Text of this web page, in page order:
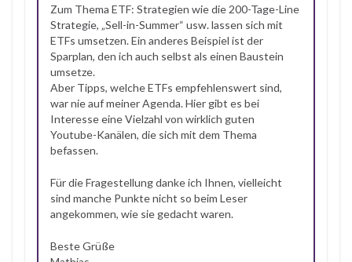
Zum Thema ETF: Strategien wie die 200-Tage-Line
Strategie, „Sell-in-Summer“ usw. lassen sich mit
ETFs umsetzen. Ein anderes Beispiel ist der
Sparplan, den ich auch selbst als einen Baustein
umsetze.
Aber Tipps, welche ETFs empfehlenswert sind,
war nie auf meiner Agenda. Hier gibt es bei
Interesse eine Vielzahl von wirklich guten
Youtube-Kanälen, die sich mit dem Thema
befassen.
Für die Fragestellung danke ich Ihnen, vielleicht
sind manche Punkte nicht so beim Leser
angekommen, wie sie gedacht waren.
Beste Grüße